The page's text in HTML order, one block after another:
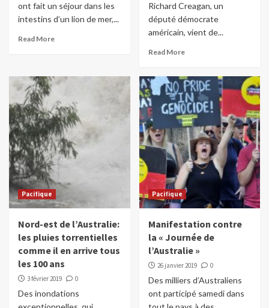
ont fait un séjour dans les
intestins d’un lion de mer,...
Read More
Richard Creagan, un
député démocrate
américain, vient de...
Read More
Pacifique
Nord-est de l’Australie:
les pluies torrentielles
comme il en arrive tous
les 100 ans
3 février 2019 0
Des inondations
Pacifique
Manifestation contre
la « Journée de
l’Australie »
26 janvier 2019 0
Des milliers d’Australiens
ont participé samedi dans